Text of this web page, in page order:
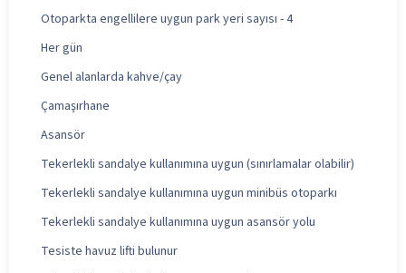
Otoparkta engellilere uygun park yeri sayısı - 4
Her gün
Genel alanlarda kahve/çay
Çamaşırhane
Asansör
Tekerlekli sandalye kullanımına uygun (sınırlamalar olabilir)
Tekerlekli sandalye kullanımına uygun minibüs otoparkı
Tekerlekli sandalye kullanımına uygun asansör yolu
Tesiste havuz lifti bulunur